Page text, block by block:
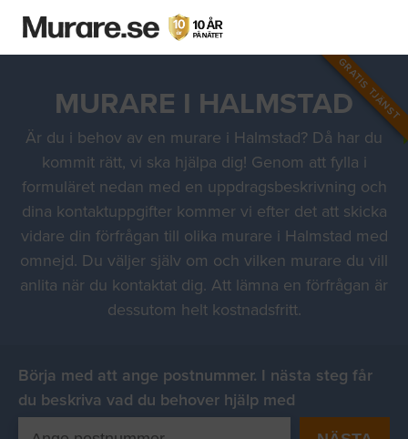
GRATIS TJÄNST
MURARE I HALMSTAD
Är du i behov av en murare i Halmstad? Då har du
kommit rätt, vi ska hjälpa dig! Genom att fylla i
formuläret nedan med en uppdragsbeskrivning och
dina kontaktuppgifter kommer vi efter det att skicka
vidare din förfrågan till olika murare i Halmstad med
omnejd. Du väljer själv om och vilken murare du vill
anlita när du kontaktat dig. Att lämna en förfrågan är
dessutom helt kostnadsfritt.
Börja med att ange postnummer. I nästa steg får
du beskriva vad du behover hjälp med